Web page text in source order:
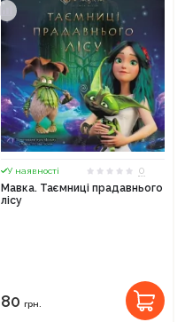
У наявності
0
Мавка. Таємниці прадавнього
лісу
80 грн.